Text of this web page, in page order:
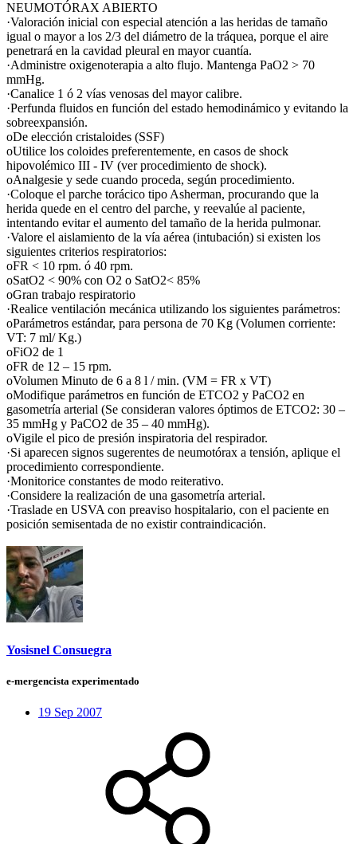
NEUMOTÓRAX ABIERTO
·Valoración inicial con especial atención a las heridas de tamaño
igual o mayor a los 2/3 del diámetro de la tráquea, porque el aire
penetrará en la cavidad pleural en mayor cuantía.
·Administre oxigenoterapia a alto flujo. Mantenga PaO2 > 70
mmHg.
·Canalice 1 ó 2 vías venosas del mayor calibre.
·Perfunda fluidos en función del estado hemodinámico y evitando la
sobreexpansión.
oDe elección cristaloides (SSF)
oUtilice los coloides preferentemente, en casos de shock
hipovolémico III - IV (ver procedimiento de shock).
oAnalgesie y sede cuando proceda, según procedimiento.
·Coloque el parche torácico tipo Asherman, procurando que la
herida quede en el centro del parche, y reevalúe al paciente,
intentando evitar el aumento del tamaño de la herida pulmonar.
·Valore el aislamiento de la vía aérea (intubación) si existen los
siguientes criterios respiratorios:
oFR < 10 rpm. ó 40 rpm.
oSatO2 < 90% con O2 o SatO2< 85%
oGran trabajo respiratorio
·Realice ventilación mecánica utilizando los siguientes parámetros:
oParámetros estándar, para persona de 70 Kg (Volumen corriente:
VT: 7 ml/ Kg.)
oFiO2 de 1
oFR de 12 – 15 rpm.
oVolumen Minuto de 6 a 8 l / min. (VM = FR x VT)
oModifique parámetros en función de ETCO2 y PaCO2 en
gasometría arterial (Se consideran valores óptimos de ETCO2: 30 –
35 mmHg y PaCO2 de 35 – 40 mmHg).
oVigile el pico de presión inspiratoria del respirador.
·Si aparecen signos sugerentes de neumotórax a tensión, aplique el
procedimiento correspondiente.
·Monitorice constantes de modo reiterativo.
·Considere la realización de una gasometría arterial.
·Traslade en USVA con preaviso hospitalario, con el paciente en
posición semisentada de no existir contraindicación.
Yosisnel Consuegra
e-mergencista experimentado
19 Sep 2007